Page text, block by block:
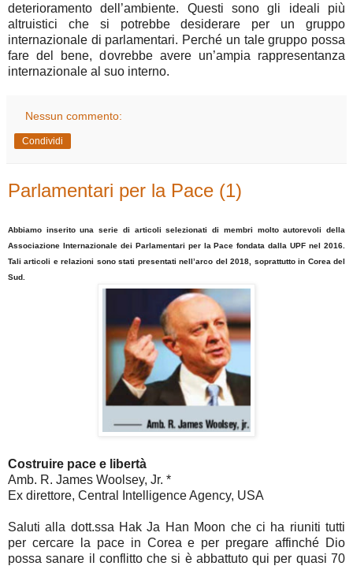
deterioramento dell’ambiente. Questi sono gli ideali più
altruistici che si potrebbe desiderare per un gruppo
internazionale di parlamentari. Perché un tale gruppo possa
fare del bene, dovrebbe avere un’ampia rappresentanza
internazionale al suo interno.
Nessun commento:
Condividi
Parlamentari per la Pace (1)
Abbiamo inserito una serie di articoli selezionati di membri molto autorevoli della
Associazione Internazionale dei Parlamentari per la Pace fondata dalla UPF nel 2016.
Tali articoli e relazioni sono stati presentati nell’arco del 2018, soprattutto in Corea del
Sud.
Costruire pace e libertà
Amb. R. James Woolsey, Jr. *
Ex direttore, Central Intelligence Agency, USA
Saluti alla dott.ssa Hak Ja Han Moon che ci ha riuniti tutti
per cercare la pace in Corea e per pregare affinché Dio
possa sanare il conflitto che si è abbattuto qui per quasi 70